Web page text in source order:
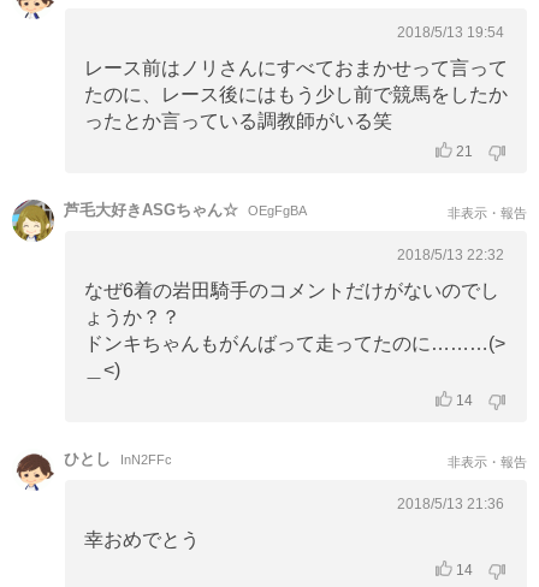
2018/5/13 19:54
レース前はノリさんにすべておまかせって言って
たのに、レース後にはもう少し前で競馬をしたか
ったとか言っている調教師がいる笑
21
芦毛大好きASGちゃん☆ OEgFgBA 非表示・報告
2018/5/13 22:32
なぜ6着の岩田騎手のコメントだけがないのでし
ょうか？？
ドンキちゃんもがんばって走ってたのに………(>
＿<)
14
ひとし InN2FFc 非表示・報告
2018/5/13 21:36
幸おめでとう
14